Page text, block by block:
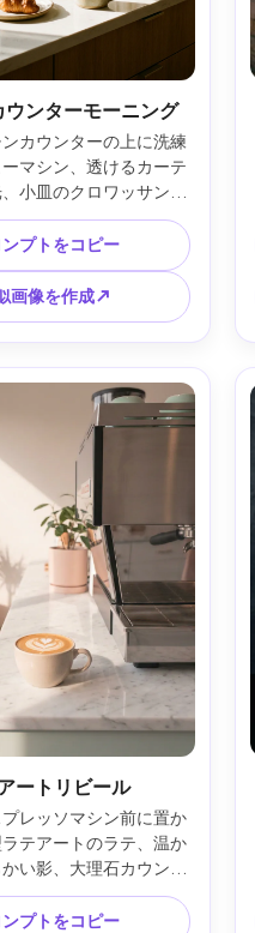
ウンターモーニング
カウンターの上に洗練
マシン、透けるカーテ
小皿のクロワッサン、
グ、空気中の優しいスチ
うライフスタイルシー
T5、35mm、f/2.8、ナ
ルム調、フォトリアリ
ィック --ar 4:5
プトをコピー
画像を作成↗
ートリビール
レッソマシン前に置か
テアートのラテ、温か
い影、大理石カウンタ
ル美学、Sony A7C、
リーンパステル調グレ
プトをコピー